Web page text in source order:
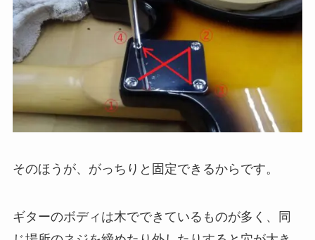
そのほうが、がっちりと固定できるからです。
ギターのボディは木でできているものが多く、同